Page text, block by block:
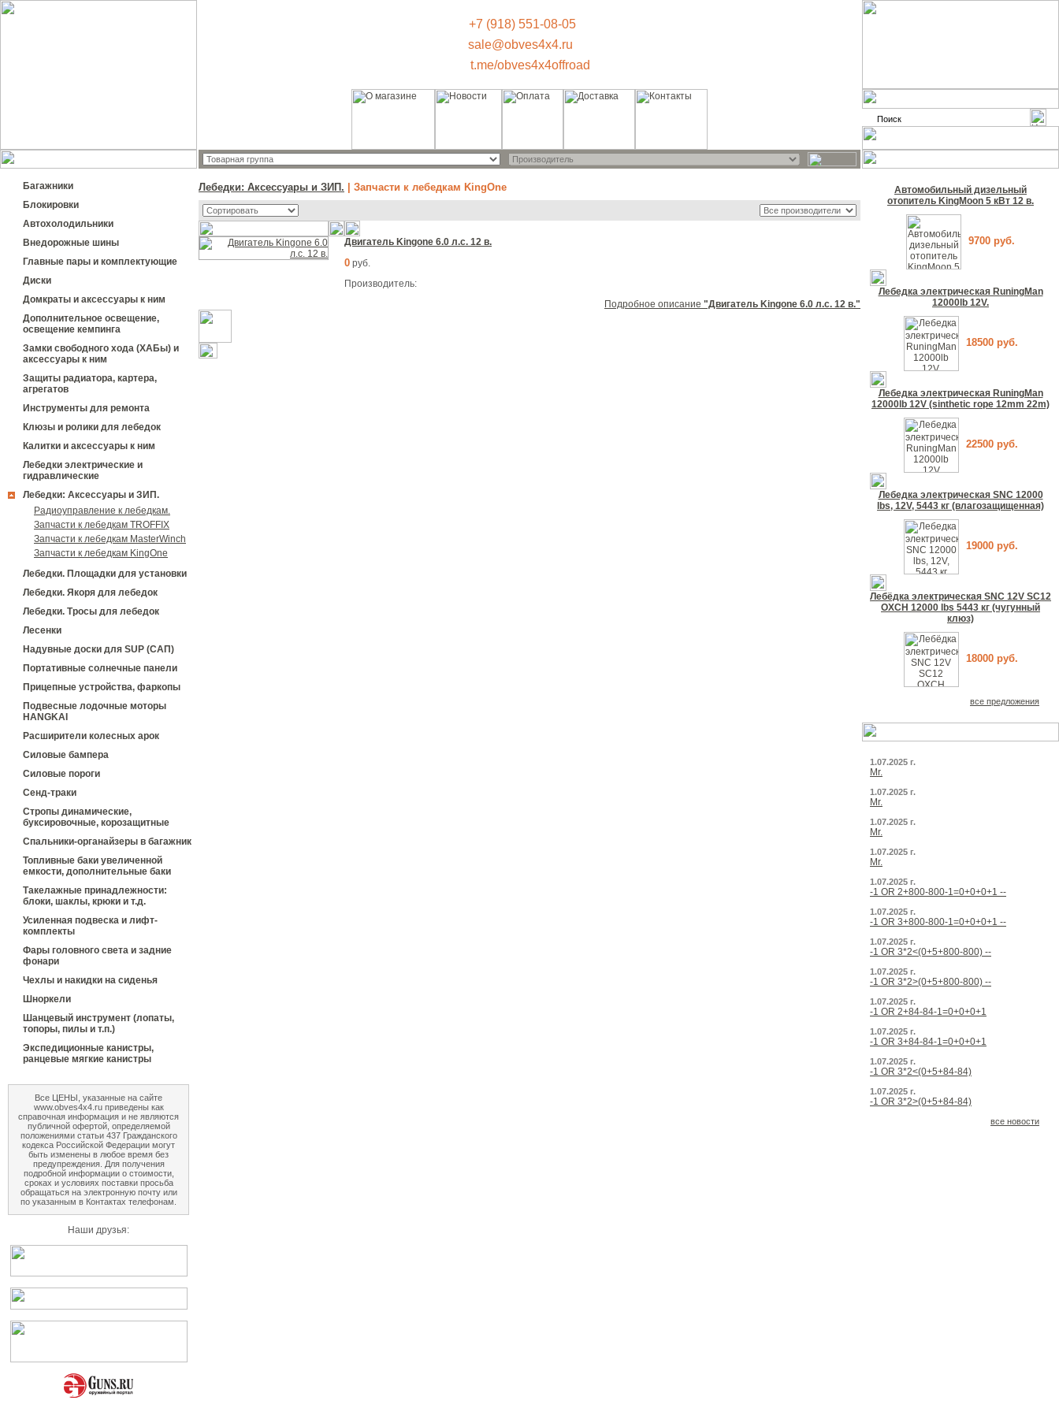
+7 (918) 551-08-05
sale@obves4x4.ru
t.me/obves4x4offroad
Багажники
Блокировки
Автохолодильники
Внедорожные шины
Главные пары и комплектующие
Диски
Домкраты и аксессуары к ним
Дополнительное освещение,
освещение кемпинга
Замки свободного хода (ХАБы) и
аксессуары к ним
Защиты радиатора, картера,
агрегатов
Инструменты для ремонта
Клюзы и ролики для лебедок
Калитки и аксессуары к ним
Лебедки электрические и
гидравлические
Лебедки: Аксессуары и ЗИП.
Радиоуправление к лебедкам.
Запчасти к лебедкам TROFFIX
Запчасти к лебедкам MasterWinch
Запчасти к лебедкам KingOne
Лебедки. Площадки для установки
Лебедки. Якоря для лебедок
Лебедки. Тросы для лебедок
Лесенки
Надувные доски для SUP (САП)
Портативные солнечные панели
Прицепные устройства, фаркопы
Подвесные лодочные моторы
HANGKAI
Расширители колесных арок
Силовые бампера
Силовые пороги
Сенд-траки
Стропы динамические,
буксировочные, корозащитные
Спальники-органайзеры в багажник
Топливные баки увеличенной
емкости, дополнительные баки
Такелажные принадлежности:
блоки, шаклы, крюки и т.д.
Усиленная подвеска и лифт-
комплекты
Фары головного света и задние
фонари
Чехлы и накидки на сиденья
Шноркели
Шанцевый инструмент (лопаты,
топоры, пилы и т.п.)
Экспедиционные канистры,
ранцевые мягкие канистры
Все ЦЕНЫ, указанные на сайте
www.obves4x4.ru приведены как
справочная информация и не являются
публичной офертой, определяемой
положениями статьи 437 Гражданского
кодекса Российской Федерации могут
быть изменены в любое время без
предупреждения. Для получения
подробной информации о стоимости,
сроках и условиях поставки просьба
обращаться на электронную почту или
по указанным в Контактах телефонам.
Наши друзья:
Лебедки: Аксессуары и ЗИП. | Запчасти к лебедкам KingOne
Двигатель Kingone 6.0 л.с. 12 в.
0 руб.
Производитель:
Подробное описание "Двигатель Kingone 6.0 л.с. 12 в."
Автомобильный дизельный
отопитель KingMoon 5 кВт 12 в.
9700 руб.
Лебедка электрическая RuningMan
12000lb 12V.
18500 руб.
Лебедка электрическая RuningMan
12000lb 12V (sinthetic rope 12mm 22m)
22500 руб.
Лебедка электрическая SNC 12000
lbs, 12V, 5443 кг (влагозащищенная)
19000 руб.
Лебёдка электрическая SNC 12V SC12
OXCH 12000 lbs 5443 кг (чугунный
клюз)
18000 руб.
все предложения
1.07.2025 г.
Mr.
1.07.2025 г.
Mr.
1.07.2025 г.
Mr.
1.07.2025 г.
Mr.
1.07.2025 г.
-1 OR 2+800-800-1=0+0+0+1 --
1.07.2025 г.
-1 OR 3+800-800-1=0+0+0+1 --
1.07.2025 г.
-1 OR 3*2<(0+5+800-800) --
1.07.2025 г.
-1 OR 3*2>(0+5+800-800) --
1.07.2025 г.
-1 OR 2+84-84-1=0+0+0+1
1.07.2025 г.
-1 OR 3+84-84-1=0+0+0+1
1.07.2025 г.
-1 OR 3*2<(0+5+84-84)
1.07.2025 г.
-1 OR 3*2>(0+5+84-84)
все новости